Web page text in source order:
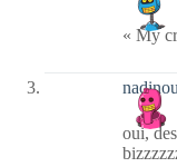
« My
oui,